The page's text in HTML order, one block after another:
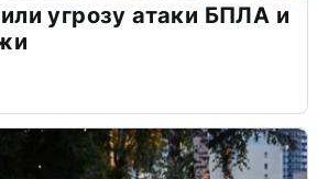
угрозу атаки БПЛА и